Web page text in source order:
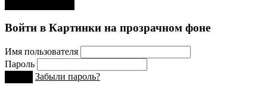
Войти в Картинки на прозрачном фоне
Имя пользователя
Пароль
Забыли пароль?